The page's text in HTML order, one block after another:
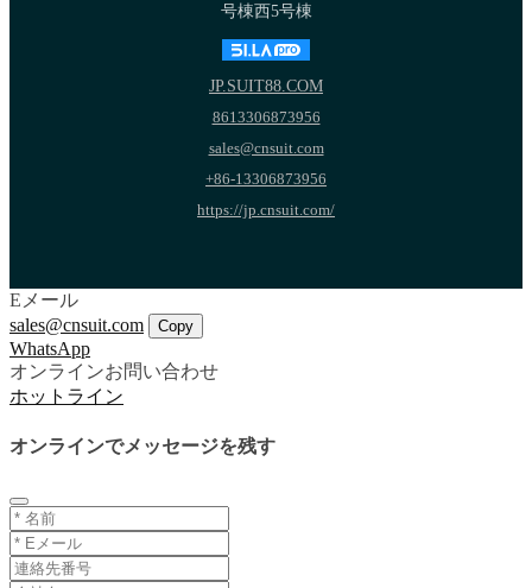
号棟西5号棟
JP.SUIT88.COM
8613306873956
sales@cnsuit.com
+86-13306873956
https://jp.cnsuit.com/
Eメール
sales@cnsuit.com
Copy
WhatsApp
オンラインお問い合わせ
ホットライン
オンラインでメッセージを残す